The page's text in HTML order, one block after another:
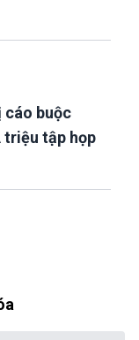
cáo buộc
triệu tập họp